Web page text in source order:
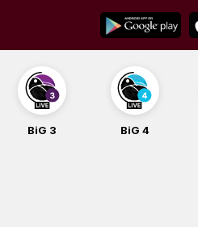
content
BiG 3 BiG 4